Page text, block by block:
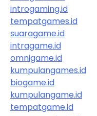
introgaming.id
tempatgames.id
suaragame.id
intragame.id
omnigame.id
kumpulangames.id
biogame.id
kumpulangame.id
tempatgame.id